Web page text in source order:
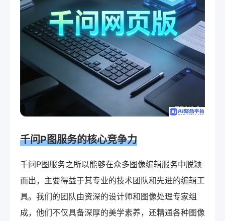
千问P图服务的核心竞争力
千问P图服务之所以能够在众多图像编辑服务中脱颖
而出，主要得益于其专业的技术团队和先进的编辑工
具。我们的团队由资深的设计师和图像处理专家组
成，他们不仅具备深厚的美学素养，还精通各种图像